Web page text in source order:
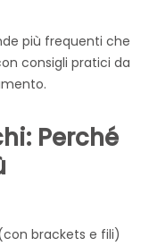
più frequenti che
consigli pratici da
Perché
brackets e fili)